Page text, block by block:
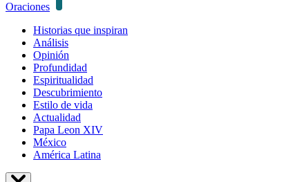
Oraciones
Historias que inspiran
Análisis
Opinión
Profundidad
Espiritualidad
Descubrimiento
Estilo de vida
Actualidad
Papa Leon XIV
México
América Latina